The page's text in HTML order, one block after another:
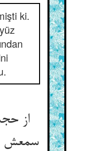
ki.
از
سمعش